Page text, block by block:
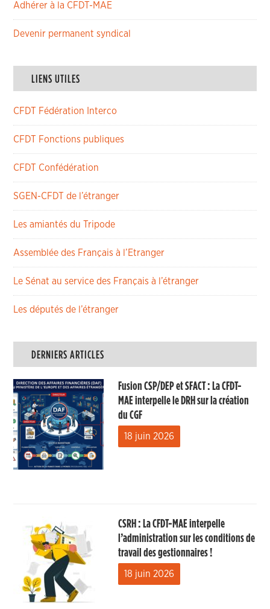
Adhérer à la CFDT-MAE
Devenir permanent syndical
LIENS UTILES
CFDT Fédération Interco
CFDT Fonctions publiques
CFDT Confédération
SGEN-CFDT de l’étranger
Les amiantés du Tripode
Assemblée des Français à l’Etranger
Le Sénat au service des Français à l’étranger
Les députés de l’étranger
DERNIERS ARTICLES
Fusion CSP/DEP et SFACT : La CFDT-
MAE interpelle le DRH sur la création
du CGF
18 juin 2026
CSRH : La CFDT-MAE interpelle
l’administration sur les conditions de
travail des gestionnaires !
18 juin 2026